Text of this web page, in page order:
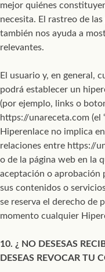
mejor quiénes
necesita. El rastreo de
también nos ayuda a
relevantes.
El usuario y, en general,
podrá establecer un
(por ejemplo, links o
https://unareceta.com (el
Hiperenlace no implica
relaciones entre https://
o de la página web en la
aceptación o aprobación
sus contenidos o
se reserva el derecho de
momento cualquier
10. ¿ NO DESESAS
DESEAS REVOCAR TU